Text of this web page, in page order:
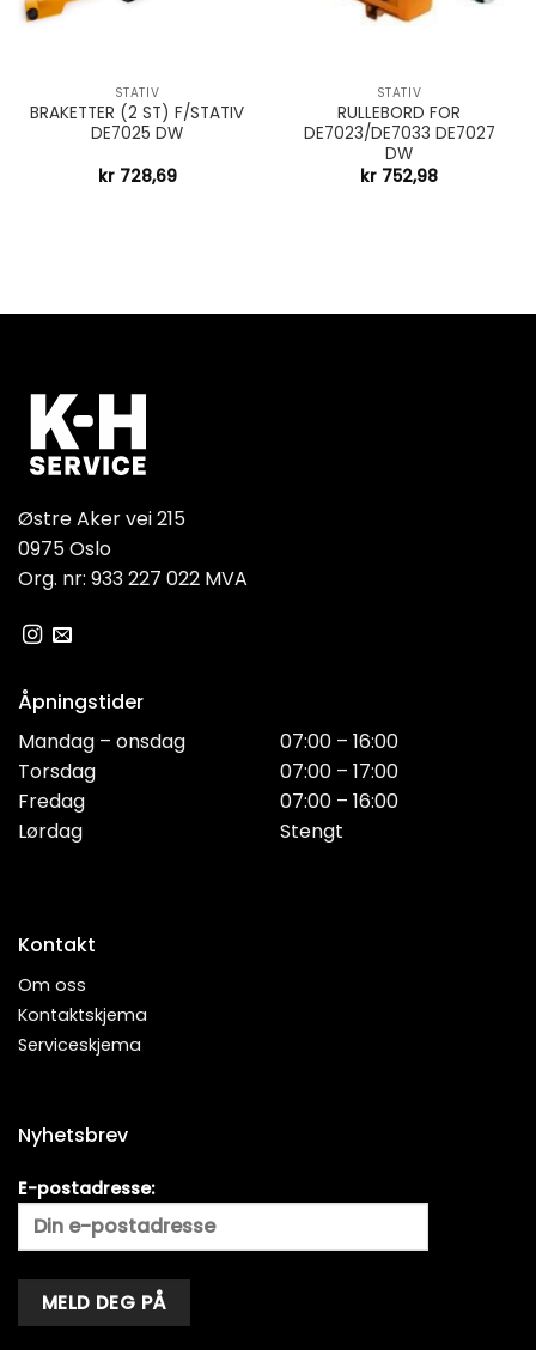
STATIV
BRAKETTER (2 ST) F/STATIV
DE7025 DW
kr728,69
STATIV
RULLEBORD FOR
DE7023/DE7033 DE7027
DW
kr 752,98
Østre Aker vei 215
0975 Oslo
Org. nr: 933 227 022 MVA
Åpningstider
Mandag – onsdag
Torsdag
Fredag
Lørdag
07:00 – 16:00
07:00 – 17:00
07:00 – 16:00
Stengt
Kontakt
Om oss
Kontaktskjema
Serviceskjema
Nyhetsbrev
E-postadresse: